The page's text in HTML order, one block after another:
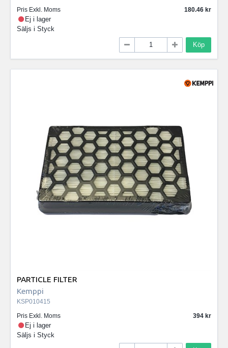
Pris Exkl. Moms
180.46
Ej i lager
Säljs i Styck
Köp
PARTICLE FILTER
Kemppi
KSP010415
Pris Exkl. Moms
394
Ej i lager
Säljs i Styck